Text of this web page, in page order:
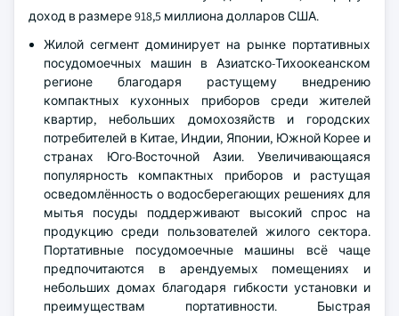
доход в размере 918,5 миллиона долларов США.
Жилой сегмент доминирует на рынке портативных
посудомоечных машин в Азиатско-Тихоокеанском
регионе благодаря растущему внедрению
компактных кухонных приборов среди жителей
квартир, небольших домохозяйств и городских
потребителей в Китае, Индии, Японии, Южной Корее и
странах Юго-Восточной Азии. Увеличивающаяся
популярность компактных приборов и растущая
осведомлённость о водосберегающих решениях для
мытья посуды поддерживают высокий спрос на
продукцию среди пользователей жилого сектора.
Портативные посудомоечные машины всё чаще
предпочитаются в арендуемых помещениях и
небольших домах благодаря гибкости установки и
преимуществам портативности. Быстрая